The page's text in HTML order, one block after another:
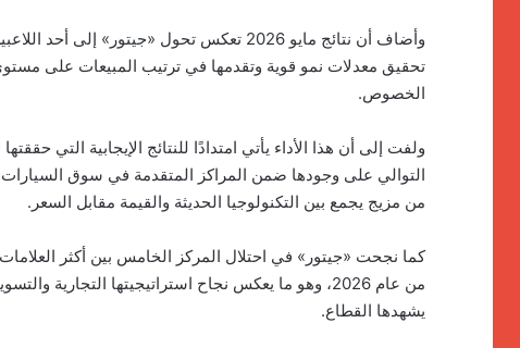
وأضاف أن نتائج مايو 2026 تعكس تحول
تحقيق معدلات نمو قوية وتقدمها في ترتيب المبيعات على
الخصوص.
ولفت إلى أن هذا الأداء يأتي امتدادًا للنتائج الإيجابية التي
التوالي على وجودها ضمن المراكز المتقدمة في سوق السيارات
من مزيج يجمع بين التكنولوجيا الحديثة والقيمة مقابل السعر.
كما نجحت «جيتور» في احتلال المركز الخامس بين أكثر
من عام 2026، وهو ما يعكس نجاح استراتيجيتها
يشهدها القطاع.